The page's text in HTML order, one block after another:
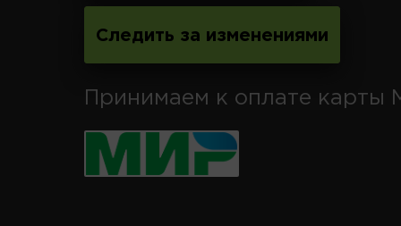
Следить за изменениями
Принимаем к оплате карты